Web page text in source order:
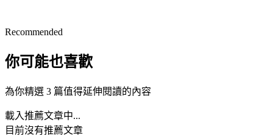
Recommended
你可能也喜歡
為你精選 3 篇值得延伸閱讀的內容
載入推薦文章中...
目前沒有推薦文章